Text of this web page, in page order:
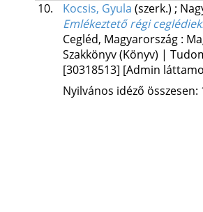
10.
Kocsis, Gyula (szerk.) ;
Emlékeztető régi
Cegléd, Magyarország :
Szakkönyv (Könyv) |
[30318513] [Admin
Nyilvános idéző